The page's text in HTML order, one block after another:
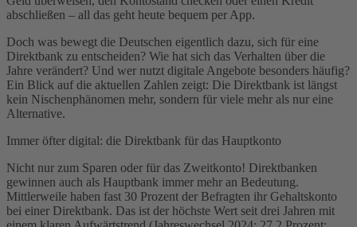
abschließen – all das geht heute bequem per App.
Doch was bewegt die Deutschen eigentlich dazu, sich für eine
Direktbank zu entscheiden? Wie hat sich das Verhalten über die
Jahre verändert? Und wer nutzt digitale Angebote besonders häufig?
Ein Blick auf die aktuellen Zahlen zeigt: Die Direktbank ist längst
kein Nischenphänomen mehr, sondern für viele mehr als nur eine
Alternative.
Immer öfter digital: die Direktbank für das Hauptkonto
Nicht nur zum Sparen oder für das Zweitkonto! Direktbanken
gewinnen auch als Hauptbank immer mehr an Bedeutung.
Mittlerweile haben fast 30 Prozent der Befragten ihr Gehaltskonto
bei einer Direktbank. Das ist der höchste Wert seit drei Jahren mit